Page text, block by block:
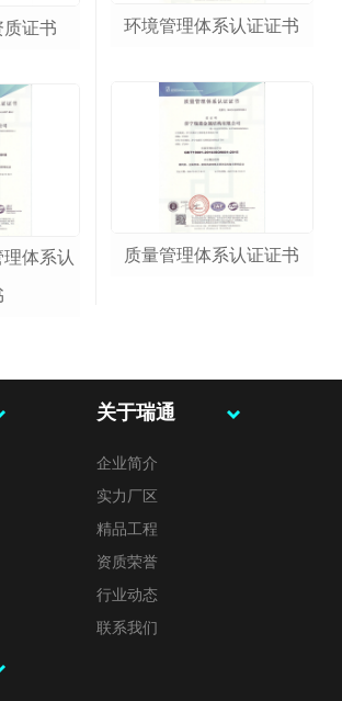
证书
体系认
环境管理体系认证证书
质量管理体系认证证书
关于瑞通
企业简介
实力厂区
精品工程
资质荣誉
行业动态
联系我们